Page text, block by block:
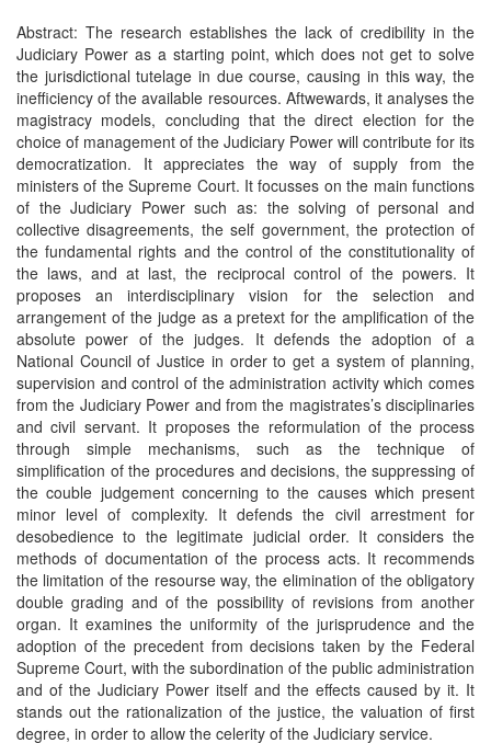
Abstract: The research establishes the lack of credibility in the
Judiciary Power as a starting point, which does not get to solve
the jurisdictional tutelage in due course, causing in this way, the
inefficiency of the available resources. Aftwewards, it analyses the
magistracy models, concluding that the direct election for the
choice of management of the Judiciary Power will contribute for its
democratization. It appreciates the way of supply from the
ministers of the Supreme Court. It focusses on the main functions
of the Judiciary Power such as: the solving of personal and
collective disagreements, the self government, the protection of
the fundamental rights and the control of the constitutionality of
the laws, and at last, the reciprocal control of the powers. It
proposes an interdisciplinary vision for the selection and
arrangement of the judge as a pretext for the amplification of the
absolute power of the judges. It defends the adoption of a
National Council of Justice in order to get a system of planning,
supervision and control of the administration activity which comes
from the Judiciary Power and from the magistrates’s disciplinaries
and civil servant. It proposes the reformulation of the process
through simple mechanisms, such as the technique of
simplification of the procedures and decisions, the suppressing of
the couble judgement concerning to the causes which present
minor level of complexity. It defends the civil arrestment for
desobedience to the legitimate judicial order. It considers the
methods of documentation of the process acts. It recommends
the limitation of the resourse way, the elimination of the obligatory
double grading and of the possibility of revisions from another
organ. It examines the uniformity of the jurisprudence and the
adoption of the precedent from decisions taken by the Federal
Supreme Court, with the subordination of the public administration
and of the Judiciary Power itself and the effects caused by it. It
stands out the rationalization of the justice, the valuation of first
degree, in order to allow the celerity of the Judiciary service.